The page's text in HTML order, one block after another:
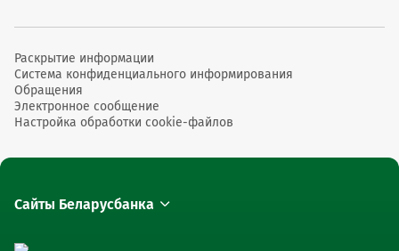
Раскрытие информации
Система конфиденциального информирования
Обращения
Электронное сообщение
Настройка обработки cookie-файлов
Сайты Беларусбанка